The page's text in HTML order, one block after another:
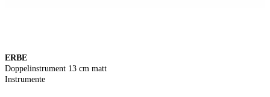
ERBE
Doppelinstrument 13 cm matt
Instrumente